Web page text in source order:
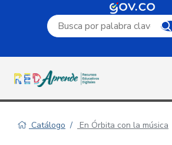
Campo de búsqueda por
Catálogo En Órbita con la música